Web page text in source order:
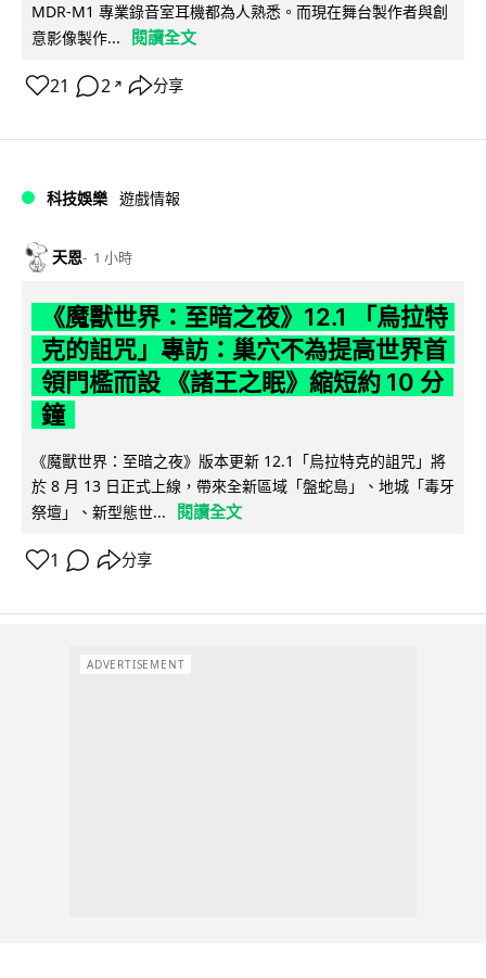
MDR-M1 專業錄音室耳機都為人熟悉。而現在舞台製作者與創
意影像製作...
閱讀全文
21 2 ↗ 分享
科技娛樂 遊戲情報
天恩 1 小時
《魔獸世界：至暗之夜》12.1 「烏拉特
克的詛咒」專訪：巢穴不為提高世界首
領門檻而設 《諸王之眠》縮短約 10 分
鐘
《魔獸世界：至暗之夜》版本更新 12.1「烏拉特克的詛咒」將
於 8 月 13 日正式上線，帶來全新區域「盤蛇島」、地城「毒牙
祭壇」、新型態世...
閱讀全文
1 分享
ADVERTISEMENT